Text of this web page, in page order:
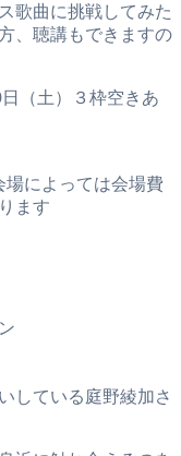
歌曲に挑戦してみた
、聴講もできますの
（土）３枠空きあ
によっては会場費
ます
している庭野綾加さ